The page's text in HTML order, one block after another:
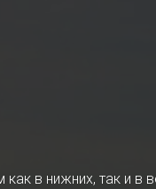
в нижних, так и в